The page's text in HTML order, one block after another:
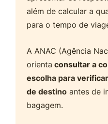
além de calcular a
para o tempo de
A ANAC (Agência
orienta consultar a
escolha para
de destino antes de
bagagem.